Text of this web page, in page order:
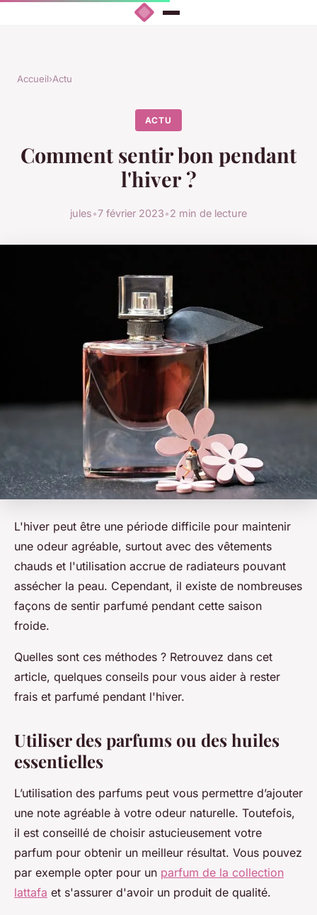
Accueil›Actu
ACTU
Comment sentir bon pendant
l'hiver ?
jules•7 février 2023•2 min de lecture
L'hiver peut être une période difficile pour maintenir
une odeur agréable, surtout avec des vêtements
chauds et l'utilisation accrue de radiateurs pouvant
assécher la peau. Cependant, il existe de nombreuses
façons de sentir parfumé pendant cette saison
froide.
Quelles sont ces méthodes ? Retrouvez dans cet
article, quelques conseils pour vous aider à rester
frais et parfumé pendant l'hiver.
Utiliser des parfums ou des huiles
essentielles
L’utilisation des parfums peut vous permettre d’ajouter
une note agréable à votre odeur naturelle. Toutefois,
il est conseillé de choisir astucieusement votre
parfum pour obtenir un meilleur résultat. Vous pouvez
par exemple opter pour un parfum de la collection
lattafa et s'assurer d'avoir un produit de qualité.